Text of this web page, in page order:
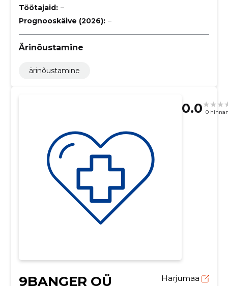
Töötajaid: –
Prognooskäive (2026): –
Ärinõustamine
ärinõustamine
0.0 0
9BANGER OÜ Harjumaa